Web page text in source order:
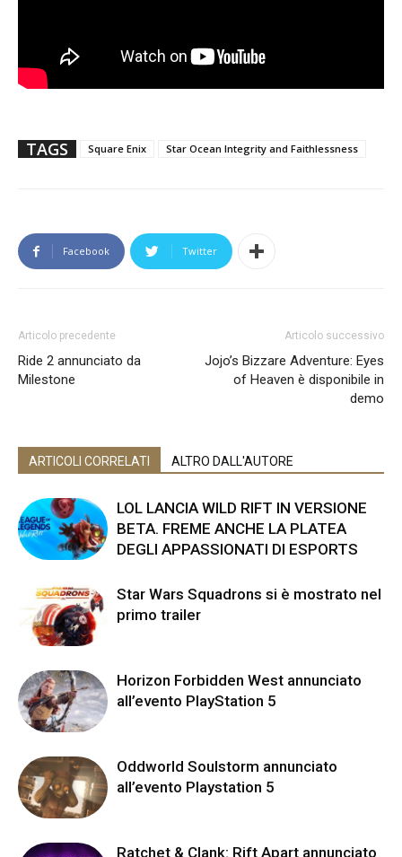
TAGS Square Enix Star Ocean Integrity and Faithlessness
Facebook Twitter
Articolo precedente
Ride 2 annunciato da
Milestone
Articolo successivo
Jojo’s Bizzare Adventure: Eyes
of Heaven è disponibile in
demo
ARTICOLI CORRELATI ALTRO DALL'AUTORE
LOL LANCIA WILD RIFT IN VERSIONE
BETA. FREME ANCHE LA PLATEA
DEGLI APPASSIONATI DI ESPORTS
Star Wars Squadrons si è mostrato nel
primo trailer
Horizon Forbidden West annunciato
all’evento PlayStation 5
Oddworld Soulstorm annunciato
all’evento Playstation 5
Ratchet & Clank: Rift Apart annunciato